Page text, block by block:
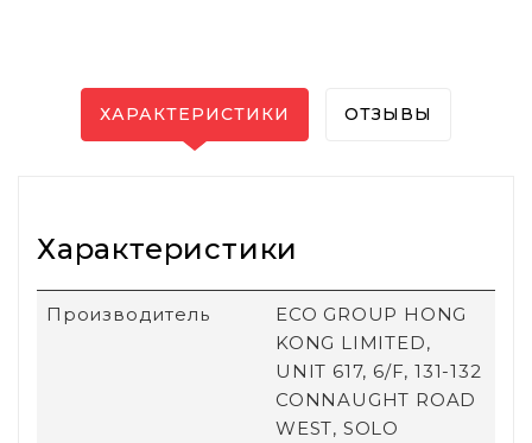
ХАРАКТЕРИСТИКИ ОТЗЫВЫ
Характеристики
Производитель
ECO GROUP HONG
KONG LIMITED,
UNIT 617, 6/F, 131-132
CONNAUGHT ROAD
WEST, SOLO